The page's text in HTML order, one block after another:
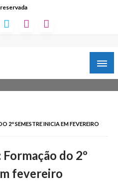
2º SEMESTRE INICIA EM FEVEREIRO
do 2º
fevereiro